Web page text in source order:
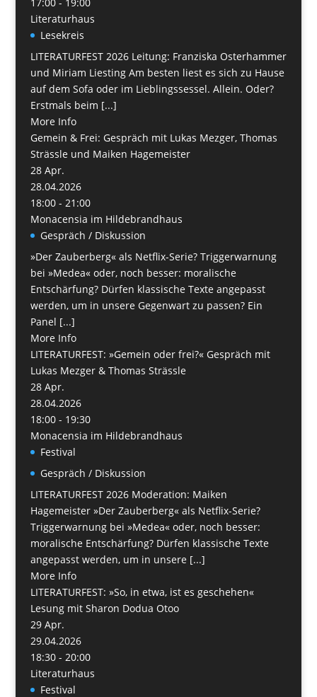
Literaturhaus
Lesekreis
LITERATURFEST 2026 Leitung: Franziska Osterhammer
und Miriam Liesting Am besten liest es sich zu Hause
auf dem Sofa oder im Lieblingssessel. Allein. Oder?
Erstmals beim [...]
More Info
Gemein & Frei: Gespräch mit Lukas Mezger, Thomas
Strässle und Maiken Hagemeister
28 Apr.
28.04.2026
18:00 - 21:00
Monacensia im Hildebrandhaus
Gespräch / Diskussion
»Der Zauberberg« als Netflix-Serie? Triggerwarnung
bei »Medea« oder, noch besser: moralische
Entschärfung? Dürfen klassische Texte angepasst
werden, um in unsere Gegenwart zu passen? Ein
Panel [...]
More Info
LITERATURFEST: »Gemein oder frei?« Gespräch mit
Lukas Mezger & Thomas Strässle
28 Apr.
28.04.2026
18:00 - 19:30
Monacensia im Hildebrandhaus
Festival
Gespräch / Diskussion
LITERATURFEST 2026 Moderation: Maiken
Hagemeister »Der Zauberberg« als Netflix-Serie?
Triggerwarnung bei »Medea« oder, noch besser:
moralische Entschärfung? Dürfen klassische Texte
angepasst werden, um in unsere [...]
More Info
LITERATURFEST: »So, in etwa, ist es geschehen«
Lesung mit Sharon Dodua Otoo
29 Apr.
29.04.2026
18:30 - 20:00
Literaturhaus
Festival